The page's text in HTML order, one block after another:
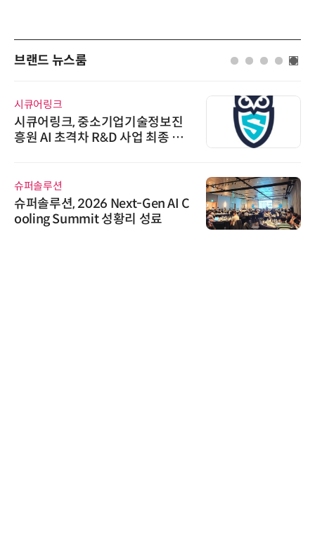
브랜드 뉴스룸
시큐어링크
시큐어링크, 중소기업기술정보진
흥원 AI 초격차 R&D 사업 최종 선
슈퍼솔루션
슈퍼솔루션, 2026 Next-Gen AI C
ooling Summit 성황리 성료